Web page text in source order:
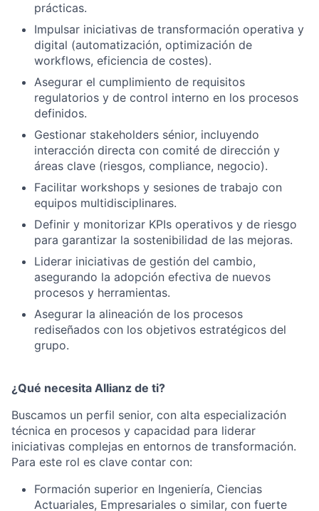
prácticas.
Impulsar iniciativas de transformación operativa y
digital (automatización, optimización de
workflows, eficiencia de costes).
Asegurar el cumplimiento de requisitos
regulatorios y de control interno en los procesos
definidos.
Gestionar stakeholders sénior, incluyendo
interacción directa con comité de dirección y
áreas clave (riesgos, compliance, negocio).
Facilitar workshops y sesiones de trabajo con
equipos multidisciplinares.
Definir y monitorizar KPIs operativos y de riesgo
para garantizar la sostenibilidad de las mejoras.
Liderar iniciativas de gestión del cambio,
asegurando la adopción efectiva de nuevos
procesos y herramientas.
Asegurar la alineación de los procesos
rediseñados con los objetivos estratégicos del
grupo.
¿Qué necesita Allianz de ti?
Buscamos un perfil senior, con alta especialización
técnica en procesos y capacidad para liderar
iniciativas complejas en entornos de transformación.
Para este rol es clave contar con:
Formación superior en Ingeniería, Ciencias
Actuariales, Empresariales o similar, con fuerte